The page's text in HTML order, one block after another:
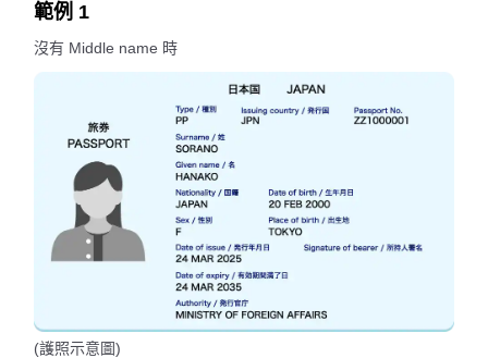
範例 1
沒有 Middle name 時
(護照示意圖)